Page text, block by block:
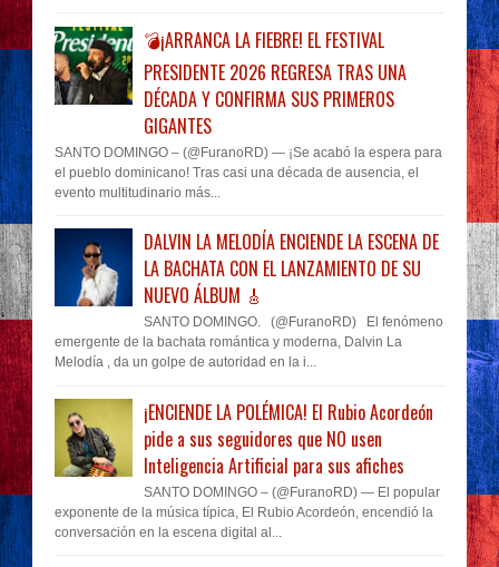
💣¡ARRANCA LA FIEBRE! EL FESTIVAL
PRESIDENTE 2026 REGRESA TRAS UNA
DÉCADA Y CONFIRMA SUS PRIMEROS
GIGANTES
SANTO DOMINGO – (@FuranoRD) — ¡Se acabó la espera para
el pueblo dominicano! Tras casi una década de ausencia, el
evento multitudinario más...
DALVIN LA MELODÍA ENCIENDE LA ESCENA DE
LA BACHATA CON EL LANZAMIENTO DE SU
NUEVO ÁLBUM 🎸
SANTO DOMINGO. (@FuranoRD) El fenómeno
emergente de la bachata romántica y moderna, Dalvin La
Melodía , da un golpe de autoridad en la i...
¡ENCIENDE LA POLÉMICA! El Rubio Acordeón
pide a sus seguidores que NO usen
Inteligencia Artificial para sus afiches
SANTO DOMINGO – (@FuranoRD) — El popular
exponente de la música típica, El Rubio Acordeón, encendió la
conversación en la escena digital al...